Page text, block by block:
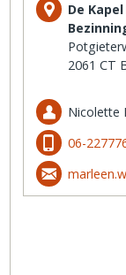
De
2061 CT
Nicolette
06-